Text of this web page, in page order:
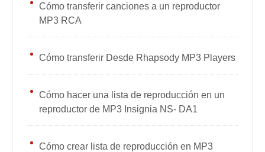
Cómo transferir canciones a un reproductor
MP3 RCA
Cómo transferir Desde Rhapsody MP3 Players
Cómo hacer una lista de reproducción en un
reproductor de MP3 Insignia NS- DA1
Cómo crear lista de reproducción en MP3